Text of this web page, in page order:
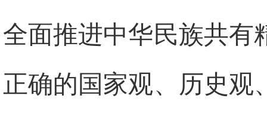
全面推进中华民族共有
正确的国家观、历史观